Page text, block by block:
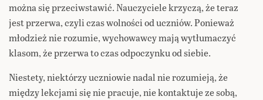
można się przeciwstawić. Nauczyciele krzyczą, że teraz
jest przerwa, czyli czas wolności od uczniów. Ponieważ
młodzież nie rozumie, wychowawcy mają wytłumaczyć
klasom, że przerwa to czas odpoczynku od siebie.
Niestety, niektórzy uczniowie nadal nie rozumieją, że
między lekcjami się nie pracuje, nie kontaktuje ze sobą,